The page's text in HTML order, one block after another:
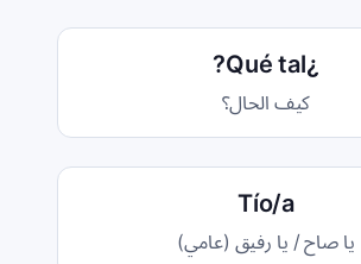
¿Qué tal?
كيف الحال؟
Tío/a
يا صاح / يا رفيق (عامي)